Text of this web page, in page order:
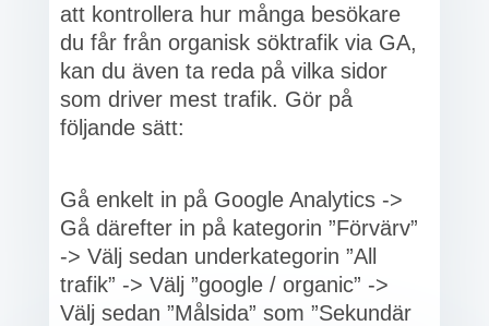
att kontrollera hur många besökare
du får från organisk söktrafik via GA,
kan du även ta reda på vilka sidor
som driver mest trafik. Gör på
följande sätt:
Gå enkelt in på Google Analytics ->
Gå därefter in på kategorin ”Förvärv”
-> Välj sedan underkategorin ”All
trafik” -> Välj ”google / organic” ->
Välj sedan ”Målsida” som ”Sekundär